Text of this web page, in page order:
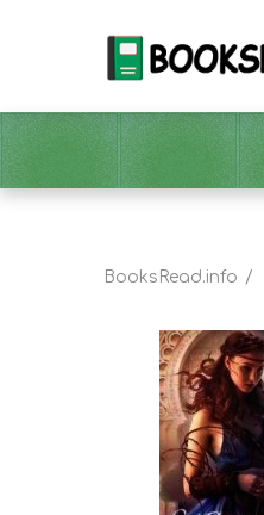
BooksRead.info